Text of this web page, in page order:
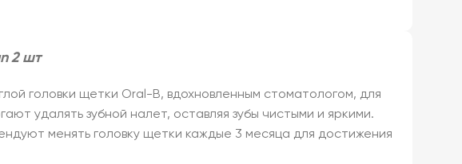
2 шт
головки щетки Oral-B, вдохновленным стоматологом, для
удалять зубной налет, оставляя зубы чистыми и яркими.
менять головку щетки каждые 3 месяца для достижения